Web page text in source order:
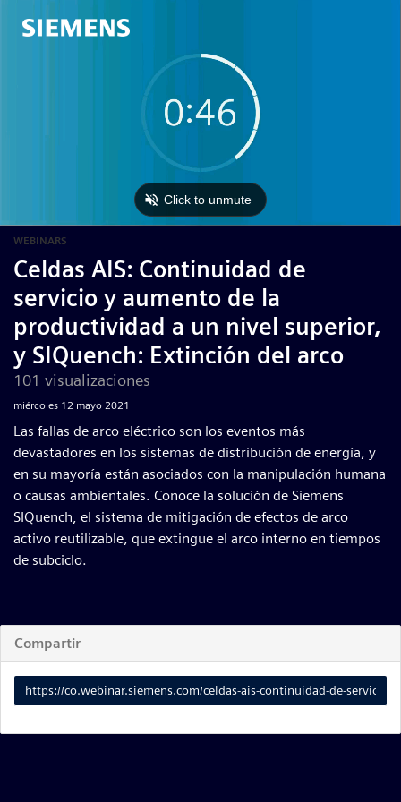
WEBINARS
Celdas AIS: Continuidad de
servicio y aumento de la
productividad a un nivel superior,
y SIQuench: Extinción del arco
101 visualizaciones
miércoles 12 mayo 2021
Las fallas de arco eléctrico son los eventos más
devastadores en los sistemas de distribución de energía, y
en su mayoría están asociados con la manipulación humana
o causas ambientales. Conoce la solución de Siemens
SIQuench, el sistema de mitigación de efectos de arco
activo reutilizable, que extingue el arco interno en tiempos
de subciclo.
Compartir
Enlace
para